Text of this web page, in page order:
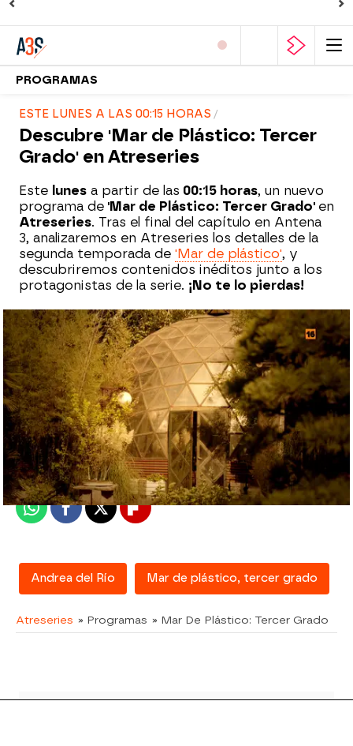
PROGRAMAS
ESTE LUNES A LAS 00:15 HORAS
Descubre 'Mar de Plástico: Tercer
Grado' en Atreseries
Este lunes a partir de las 00:15 horas, un nuevo
programa de 'Mar de Plástico: Tercer Grado' en
Atreseries. Tras el final del capítulo en Antena
3, analizaremos en Atreseries los detalles de la
segunda temporada de 'Mar de plástico', y
descubriremos contenidos inéditos junto a los
protagonistas de la serie. ¡No te lo pierdas!
atreseries
Madrid
Publicado:07 de febrero de 2018, 15:27
WhatsappFacebook
X Flipboard
Andrea del Río Mar de plástico, tercer grado
Atreseries » Programas » Mar De Plástico: Tercer Grado